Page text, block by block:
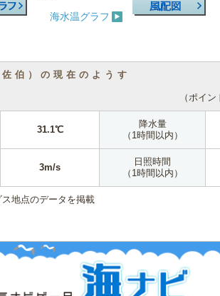
海水温グラフ
伯）の現在のようす
（ポイ
31.1℃
降水量
（1時間以内）
3m/s
日照時間
（1時間以内）
地点のデータを掲載